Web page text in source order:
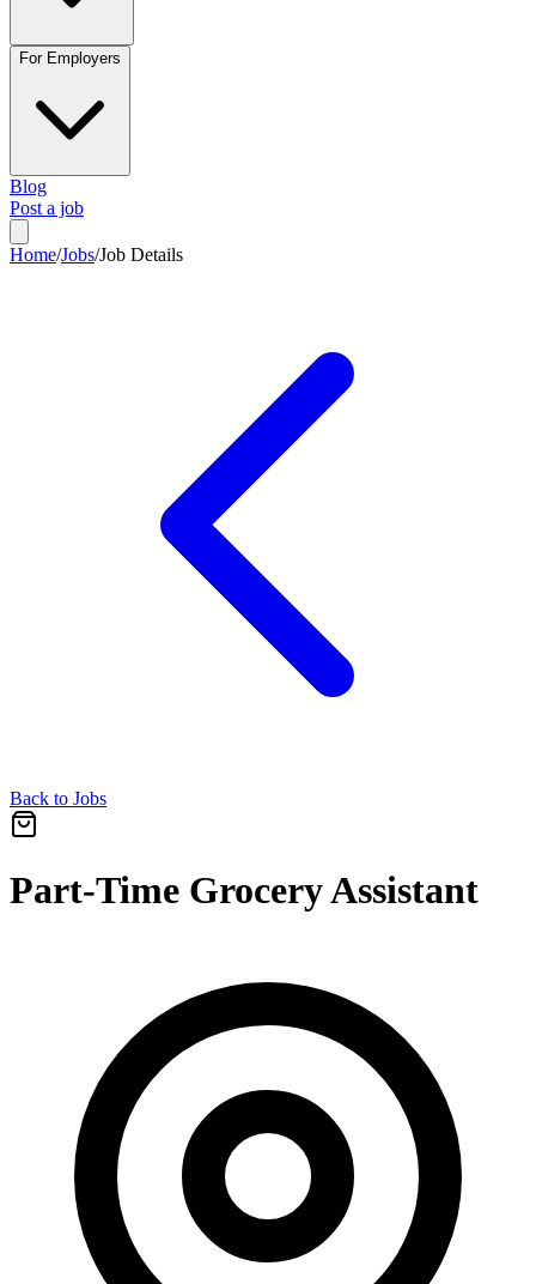
For Employers
Blog
Post a job
Home/Jobs/Job Details
Back to Jobs
Part-Time Grocery Assistant